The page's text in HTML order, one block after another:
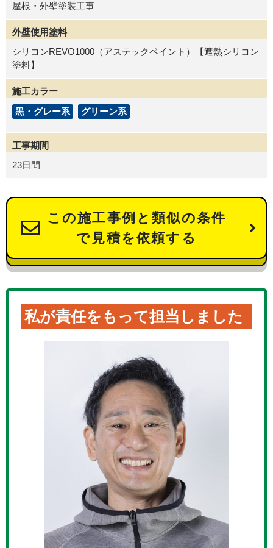
屋根・外壁塗装工事
外壁使用塗料
シリコンREVO1000（アステックペイント）【遮熱シリコン
塗料】
施工カラー
黒・グレー系
グリーン系
工事期間
23日間
この施工事例と類似の条件
で見積を依頼する
私が責任をもって担当しました